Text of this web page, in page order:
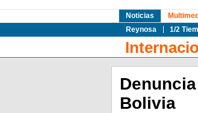
Noticias
Reynosa
1/2
Bolivia